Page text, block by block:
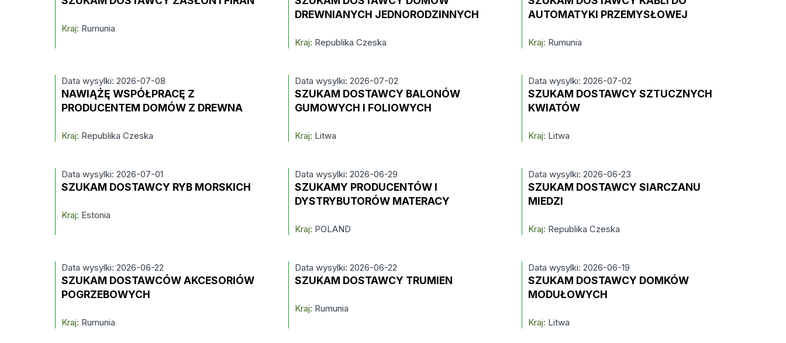
Kraj: Rumunia
DREWNIANYCH JEDNORODZINNYCH
Kraj: Republika Czeska
AUTOMATYKI PRZEMYSŁOWEJ
Kraj: Rumunia
Data wysylki: 2026-07-08
NAWIĄŻĘ WSPÓŁPRACĘ Z
PRODUCENTEM DOMÓW Z DREWNA
Kraj: Republika Czeska
Data wysylki: 2026-07-02
SZUKAM DOSTAWCY BALONÓW
GUMOWYCH I FOLIOWYCH
Kraj: Litwa
Data wysylki: 2026-07-02
SZUKAM DOSTAWCY SZTUCZNYCH
KWIATÓW
Kraj: Litwa
Data wysylki: 2026-07-01
SZUKAM DOSTAWCY RYB MORSKICH
Kraj: Estonia
Data wysylki: 2026-06-29
SZUKAMY PRODUCENTÓW I
DYSTRYBUTORÓW MATERACY
Kraj: POLAND
Data wysylki: 2026-06-23
SZUKAM DOSTAWCY SIARCZANU
MIEDZI
Kraj: Republika Czeska
Data wysylki: 2026-06-22
SZUKAM DOSTAWCÓW AKCESORIÓW
POGRZEBOWYCH
Kraj: Rumunia
Data wysylki: 2026-06-22
SZUKAM DOSTAWCY TRUMIEN
Kraj: Rumunia
Data wysylki: 2026-06-19
SZUKAM DOSTAWCY DOMKÓW
MODUŁOWYCH
Kraj: Litwa